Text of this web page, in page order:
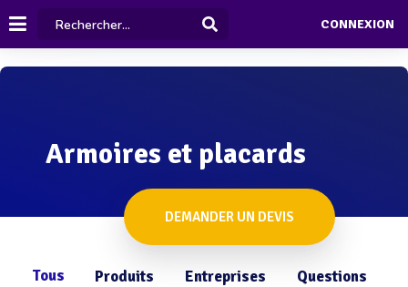
CONNEXION
Armoires et placards
DEMANDER UN DEVIS
Tous Produits Entreprises Questions